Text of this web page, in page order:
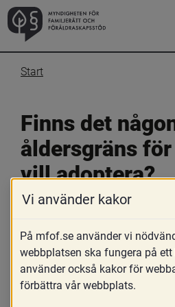
Start
Finns det
åldersgräns
vill adoptera?
Skriv ut
Det finns ingen övre
adoptera. Sökandens ålder och
Vi använder kakor
På mfof.se använder vi
webbplatsen ska fungera på
använder också kakor för
förbättra vår webbplats.